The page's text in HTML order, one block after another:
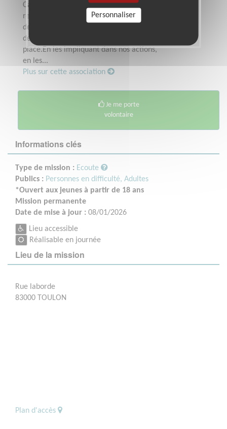
Caritas France, nous agissons pour faire
reculer la pauvreté et les inégalités.Près
de 68000 bénévoles s'engagent aux côtés
des personnes défavorisées et non à leur
place.En les impliquant dans nos actions,
en les...
Plus sur cette association
Je me porte
volontaire
Informations clés
Type de mission : Ecoute
Publics : Personnes en difficulté, Adultes
*Ouvert aux jeunes à partir de 18 ans
Mission permanente
Date de mise à jour : 08/01/2026
Lieu accessible
Réalisable en journée
Lieu de la mission
Rue laborde
83000 TOULON
Plan d'accès
Personnaliser